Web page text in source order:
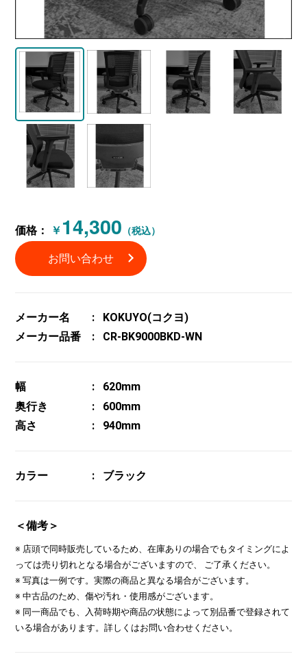
価格： ￥ 14,300 （税込）
お問い合わせ
メーカー名
KOKUYO(コクヨ)
メーカー品番
CR-BK9000BKD-WN
幅
620mm
奥行き
600mm
高さ
940mm
カラー ブラック
＜備考＞
※ 店頭で同時販売しているため、在庫ありの場合でもタイミングによ
っては売り切れとなる場合がございますので、 ご了承ください。
※ 写真は一例です。実際の商品と異なる場合がございます。
※ 中古品のため、傷や汚れ・使用感がございます。
※ 同一商品でも、入荷時期や商品の状態によって別品番で登録されて
いる場合があります。詳しくはお問い合わせください。